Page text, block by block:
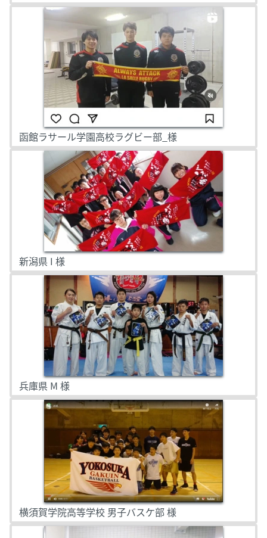
函館ラサール学園高校ラグビー部_様
新潟県 I 様
兵庫県 M 様
横須賀学院高等学校 男子バスケ部 様